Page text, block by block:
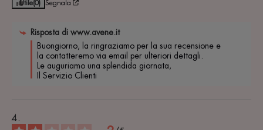
Utile(0) Segnala
Risposta di www.avene.it
Buongiorno, la ringraziamo per la sua recensione e
la contatteremo via email per ulteriori dettagli.
Le auguriamo una splendida giornata,
Il Servizio Clienti